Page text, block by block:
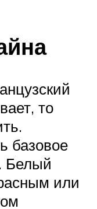
то
базовое
Белый
или